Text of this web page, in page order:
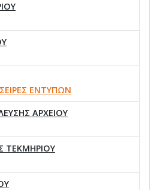
ΕΝΤΥΠΩΝ
ΑΡΧΕΙΟΥ
ΤΕΚΜΗΡΙΟΥ